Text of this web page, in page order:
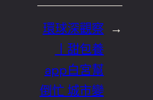
→
環球深觀察
丨甜包養
app白宮幫
倒忙 城市變